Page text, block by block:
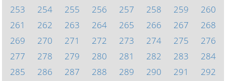
253
254 255 256 257 258 259
260
261
262 263 264 265 266 267
268
269
270 271 272 273 274 275
276
277
278 279 280 281 282 283
284
285
286 287 288 289 290 291
292